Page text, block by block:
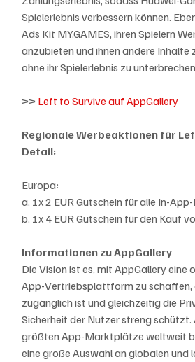
Spielerlebnis verbessern können.
Ads Kit MY.GAMES, ihren Spielern
anzubieten und ihnen andere Inhalte
ohne ihr Spielerlebnis zu
>> Left to Survive auf AppGallery
Regionale Werbeaktionen für
Detail:
Europa:
a. 1x 2 EUR Gutschein für alle In-
b. 1x 4 EUR Gutschein für den Kauf
Informationen zu AppGallery
Die Vision ist es, mit AppGallery eine
App-Vertriebsplattform zu schaffen,
zugänglich ist und gleichzeitig die
Sicherheit der Nutzer streng schützt.
größten App-Marktplätze weltweit
eine große Auswahl an globalen und